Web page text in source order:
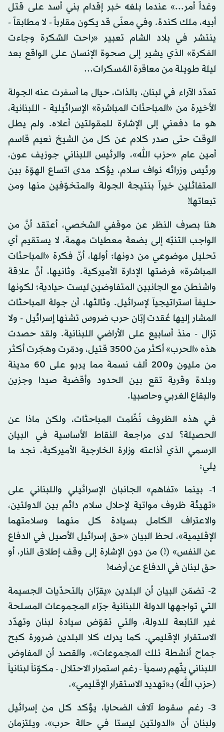
وغداً أمر...» عندما بلغه خبر إقدام بني أسد على قتل
أبيه، ملك كندة. وفي معنًى قد يكون مقارباً - لا مطابقاً -
ينتشر في بلاد الشام تعبير «راحت السَّكرة وجاءت
الفكرة» الذي يشير إلى صحوة الإنسان على الواقع بعد
ليلة طويلة من معاقرة المُسكرات...
تعدّد الآراء في لبنان، بالذات، حيال ما أسفرت عنه الجولة
الأخيرة من «المباحثات المباشرة» الإسرائيلية - اللبنانية،
هو ما دفعني إلى الإشارة للمقولتين أعلاه. ولم يطل
الوقت حتى صدر كلام عن كل من الشيخ نعيم قاسم
أمين عام «حزب الله»، والرئيس اللبناني جوزيف عون،
ورئيس وزرائه نواف سلام، يؤكد مدى اتساع الهوّة بين
المتفائلين خيراً بنتيجة الجولة والمتخوّفين منها ومن
تبعاتها!
هنا بصرف النظر عن موقفي الشخصي، أعتقد أنَّ من
الواجب التنبّه إلى بضعة معطيات مهمة، لا يستقيم أي
تحليل موضوعي من دونها: أولها، أنَّ فكرة «المباحثات
المباشرة» فرضتها الإدارة الأميركية. وثانيها، أنَّ علاقة
واشنطن مع الجانبين المتفاوضين ليست حيادية؛ لكونها
حليفاً استراتيجياً لإسرائيل. وثالثها، أن جولة المباحثات
المشار إليها عُقدت إبّان حرب ضروس تشنها إسرائيل - ولا
تزال - منذ أسابيع على الأراضي اللبنانية. ولقد حصدت
هذه «الحرب» أكثر من 3500 قتيل، ودمّرت وهجّرت أكثر
من مليون و200 ألف نسمة مما يربو على 60 مدينة
وبلدة وقرية تقع بين الحدود وأقضية صيدا وجزين
والبقاع الغربي وحاصبيا.
في هذه الظروف نُظّمت المباحثات، ولكن ماذا عن
الحصيلة؟ لدى مراجعة النقاط الأساسية في البيان
الرسمي الذي أذاعته وزارة الخارجية الأميركية، نجد ما
يلي:
1- بينما «تفاهم» الجانبان الإسرائيلي واللبناني على
«تهيئة ظروف مواتية لإحلال سلام دائم بين الدولتين،
والاعتراف الكامل بسيادة كل منهما وسلامتهما
الإقليمية»، لحظ البيان «حق إسرائيل الأصيل في الدفاع
عن النفس» (!) من دون الإشارة إلى وقف إطلاق النار، أو
حق لبنان في الدفاع عن أرضه!
2- تضمّن البيان أن البلدين «يقرّان بالتحدّيات الجسيمة
التي تواجهها الدولة اللبنانية جرّاء المجموعات المسلحة
غير التابعة للدولة، والتي تقوّض سيادة لبنان وتهدّد
الاستقرار الإقليمي. كما يدرك كلا البلدين ضرورة كبح
جماح أنشطة تلك المجموعات». والقصد أن المفاوض
اللبناني يتّهم رسمياً - رغم استمرار الاحتلال - مكوّناً لبنانياً
(حزب الله) بـ«تهديد الاستقرار الإقليمي».
3- رغم سقوط آلاف الضحايا، يؤكد كل من إسرائيل
ولبنان أن «الدولتين ليستا في حالة حرب»، ويلتزمان